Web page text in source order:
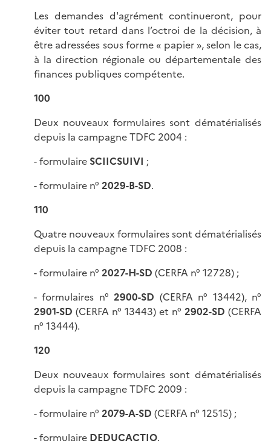
Les demandes d'agrément continueront, pour
éviter tout retard dans l’octroi de la décision, à
être adressées sous forme « papier », selon le cas,
à la direction régionale ou départementale des
finances publiques compétente.
100
Deux nouveaux formulaires sont dématérialisés
depuis la campagne TDFC 2004 :
- formulaire SCIICSUIVI ;
- formulaire n° 2029-B-SD.
110
Quatre nouveaux formulaires sont dématérialisés
depuis la campagne TDFC 2008 :
- formulaire n° 2027-H-SD (CERFA n° 12728) ;
- formulaires n° 2900-SD (CERFA n° 13442), n°
2901-SD (CERFA n° 13443) et n° 2902-SD (CERFA
n° 13444).
120
Deux nouveaux formulaires sont dématérialisés
depuis la campagne TDFC 2009 :
- formulaire n° 2079-A-SD (CERFA n° 12515) ;
- formulaire DEDUCACTIO.